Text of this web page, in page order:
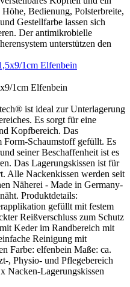
Höhe, Bedienung, Polsterbreite,
Gestellfarbe lassen sich
Der antimikrobielle
unterstützen den
1cm Elfenbein
ist ideal zur Unterlagerung
Es sorgt für eine
Kopfbereich. Das
Form-Schaumstoff gefüllt. Es
seiner Beschaffenheit ist es
Das Lagerungskissen ist für
Alle Nackenkissen werden seit
Näherei - Made in Germany-
Produktdetails:
gefüllt mit festem
Reißverschluss zum Schutz
Keder im Randbereich mit
Reinigung mit
Farbe: elfenbein Maße: ca.
, Physio- und Pflegebereich
Nacken-Lagerungskissen